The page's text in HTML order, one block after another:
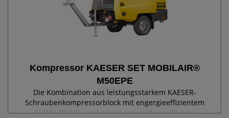
Kompressor KAESER SET MOBILAIR®
M50EPE
Die Kombination aus leistungsstarkem KAESER-
Schraubenkompressorblock mit engergieeffizientem
SIGMA PROFIL und einem umweltfreundlichen